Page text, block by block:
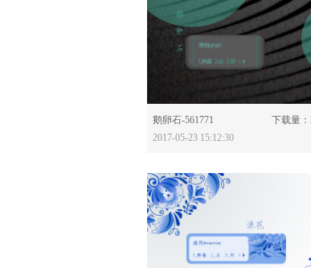
鹅卵石-561771
下载量：
2017-05-23 15:12:30